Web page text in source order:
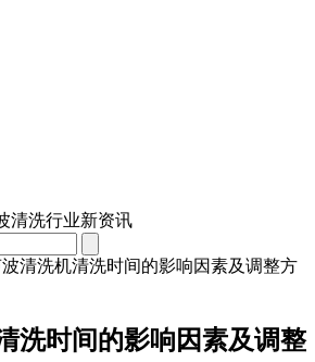
清洗行业新资讯
清洗机清洗时间的影响因素及调整方
洗时间的影响因素及调整